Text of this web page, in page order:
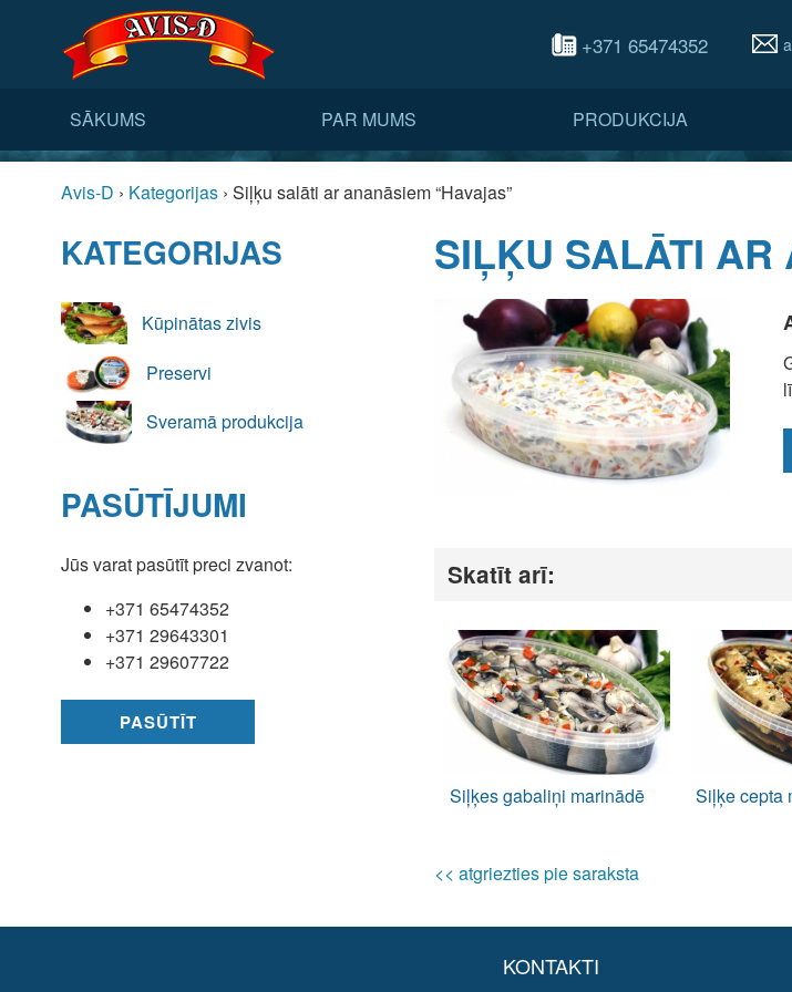
+371 65474352
SĀKUMS PAR MUMS PRODUKCIJA
Avis-D › Kategorijas ›Siļķu salāti ar ananāsiem “Havajas”
KATEGORIJAS
Kūpinātas zivis
Preservi
Sveramā produkcija
PASŪTĪJUMI
Jūs varat pasūtīt preci zvanot:
+371 65474352
+371 29643301
+371 29607722
PASŪTĪT
SIĻĶU SALĀTI AR
Skatīt arī:
Siļķes gabaliņi marinādē Siļķe cepta
<< atgriezties pie saraksta
KONTAKTI